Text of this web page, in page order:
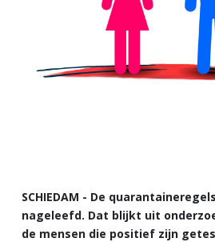
SCHIEDAM - De
nageleefd. Dat blijkt uit
de mensen die positief zijn